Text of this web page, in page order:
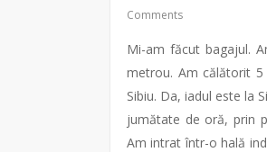
Comments
Mi-am făcut bagajul.
metrou. Am călătorit
Sibiu. Da, iadul este la
jumătate de oră, prin
Am intrat într-o hală